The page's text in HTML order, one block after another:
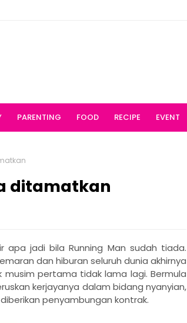
PARENTING FOOD RECIPE EVENT
ditamatkan
apa jadi bila Running Man sudah tiada.
dan hiburan seluruh dunia akhirnya
musim pertama tidak lama lagi. Bermula
kerjayanya dalam bidang nyanyian,
penyambungan kontrak.